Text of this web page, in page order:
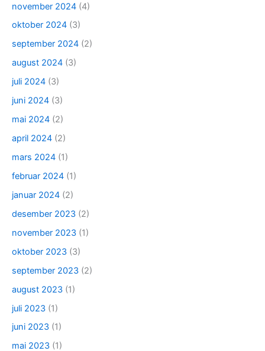
november 2024 (4)
oktober 2024 (3)
september 2024 (2)
august 2024 (3)
juli 2024 (3)
juni 2024 (3)
mai 2024 (2)
april 2024 (2)
mars 2024 (1)
februar 2024 (1)
januar 2024 (2)
desember 2023 (2)
november 2023 (1)
oktober 2023 (3)
september 2023 (2)
august 2023 (1)
juli 2023 (1)
juni 2023 (1)
mai 2023 (1)